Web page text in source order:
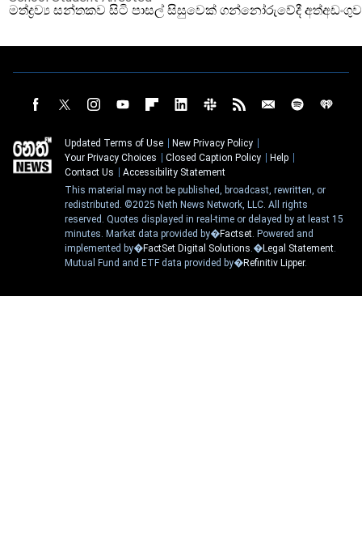
මත්ද්‍රව්‍ය සන්තකව සිටි පාසල් සිසුවෙක් ගන්නෝරුවේදී
Updated Terms of Use
New Privacy Policy
Your Privacy Choices
Closed Caption Policy
Help
Contact Us
Accessibility Statement
This material may not be published, broadcast, rewritten, or
redistributed. ©2025 Neth News Network, LLC. All rights
reserved. Quotes displayed in real-time or delayed by at least 15
minutes. Market data provided by�Factset. Powered and
implemented by�FactSet Digital Solutions.�Legal Statement.
Mutual Fund and ETF data provided by�Refinitiv Lipper.